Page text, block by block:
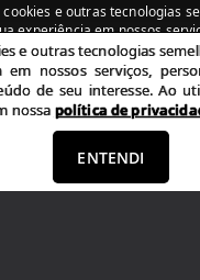
cookies e outras tecnologias
experiência em nossos
conteúdo de seu
você concorda com nossa
termos de uso.
de Privacidade Termos
e outras tecnologias
em nossos serviços,
de seu interesse. Ao
nossa política de
ENTENDI